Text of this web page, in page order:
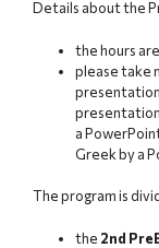
Details about the
the hours
please take
a
Greek by a
The program is
the 2nd